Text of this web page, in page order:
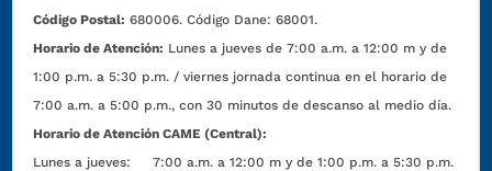
Código Postal: 680006. Código Dane: 68001.
Horario de Atención: Lunes a jueves de 7:00 a.m. a 12:00 m y de
1:00 p.m. a 5:30 p.m. / viernes jornada continua en el horario de
7:00 a.m. a 5:00 p.m., con 30 minutos de descanso al medio día.
Horario de Atención CAME (Central):
Lunes a jueves: 7:00 a.m. a 12:00 m y de 1:00 p.m. a 5:30 p.m.